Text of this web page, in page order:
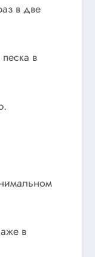
в две
в
в